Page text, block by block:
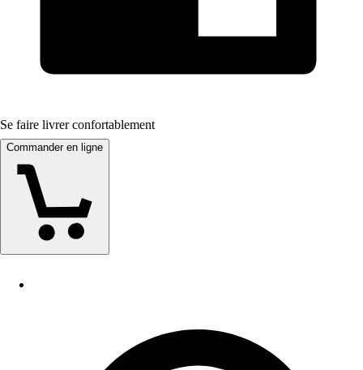
Se faire livrer confortablement
Commander en ligne